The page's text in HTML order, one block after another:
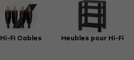
Hi-Fi Cables Meubles pour Hi-Fi